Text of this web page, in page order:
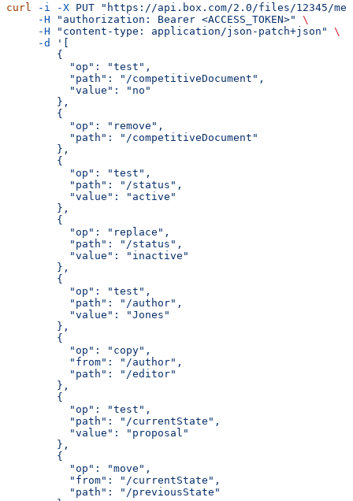
curl -i -X PUT "https://api.box.com/2.0/files/12345/
     -H
"authorization: Bearer <ACCESS_TOKEN>"
\
     -H
"content-type: application/json-patch+json"
\
     -d
'[
        {
          "op": "test",
          "path": "/competitiveDocument",
          "value": "no"
        },
        {
          "op": "remove",
          "path": "/competitiveDocument"
        },
        {
          "op": "test",
          "path": "/status",
          "value": "active"
        },
        {
          "op": "replace",
          "path": "/status",
          "value": "inactive"
        },
        {
          "op": "test",
          "path": "/author",
          "value": "Jones"
        },
        {
          "op": "copy",
          "from": "/author",
          "path": "/editor"
        },
        {
          "op": "test",
          "path": "/currentState",
          "value": "proposal"
        },
        {
          "op": "move",
          "from": "/currentState",
          "path": "/previousState"